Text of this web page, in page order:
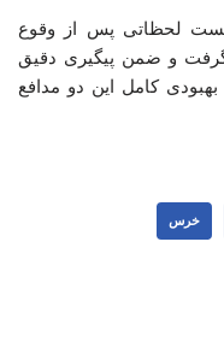
لحظاتی پس از وقوع
و ضمن پیگیری دقیق
کامل این دو مدافع
خرس